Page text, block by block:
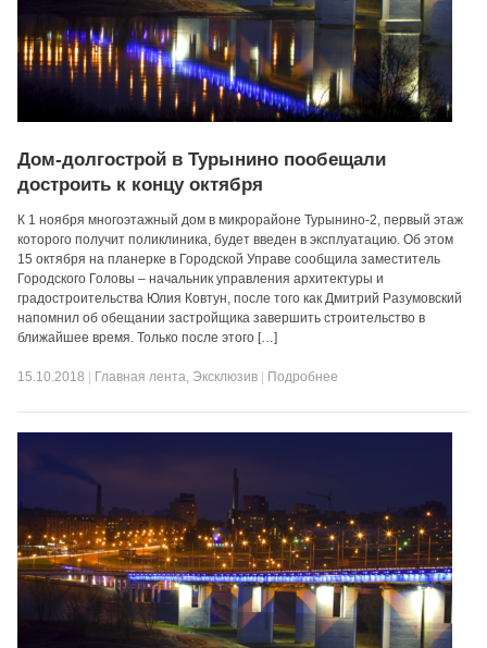
Дом-долгострой в Турынино пообещали
достроить к концу октября
К 1 ноября многоэтажный дом в микрорайоне Турынино-2, первый этаж
которого получит поликлиника, будет введен в эксплуатацию. Об этом
15 октября на планерке в Городской Управе сообщила заместитель
Городского Головы – начальник управления архитектуры и
градостроительства Юлия Ковтун, после того как Дмитрий Разумовский
напомнил об обещании застройщика завершить строительство в
ближайшее время. Только после этого […]
15.10.2018 Главная лента, Эксклюзив Подробнее